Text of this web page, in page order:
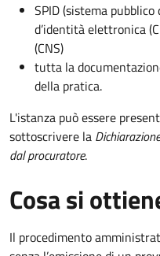
SPID (sistema
d’identità elettronica
(CNS)
tutta la
della pratica.
L'istanza può essere
sottoscrivere la
dal procuratore.
Cosa si
Il procedimento